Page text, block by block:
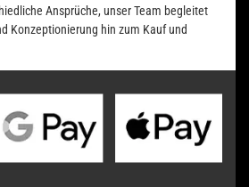
Ansprüche, unser Team begleitet
Konzeptionierung hin zum Kauf und